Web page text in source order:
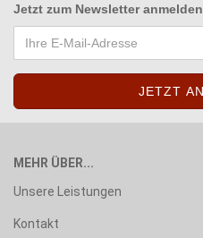
Jetzt zum Newsletter anmelden
MEHR ÜBER...
Unsere Leistungen
Kontakt